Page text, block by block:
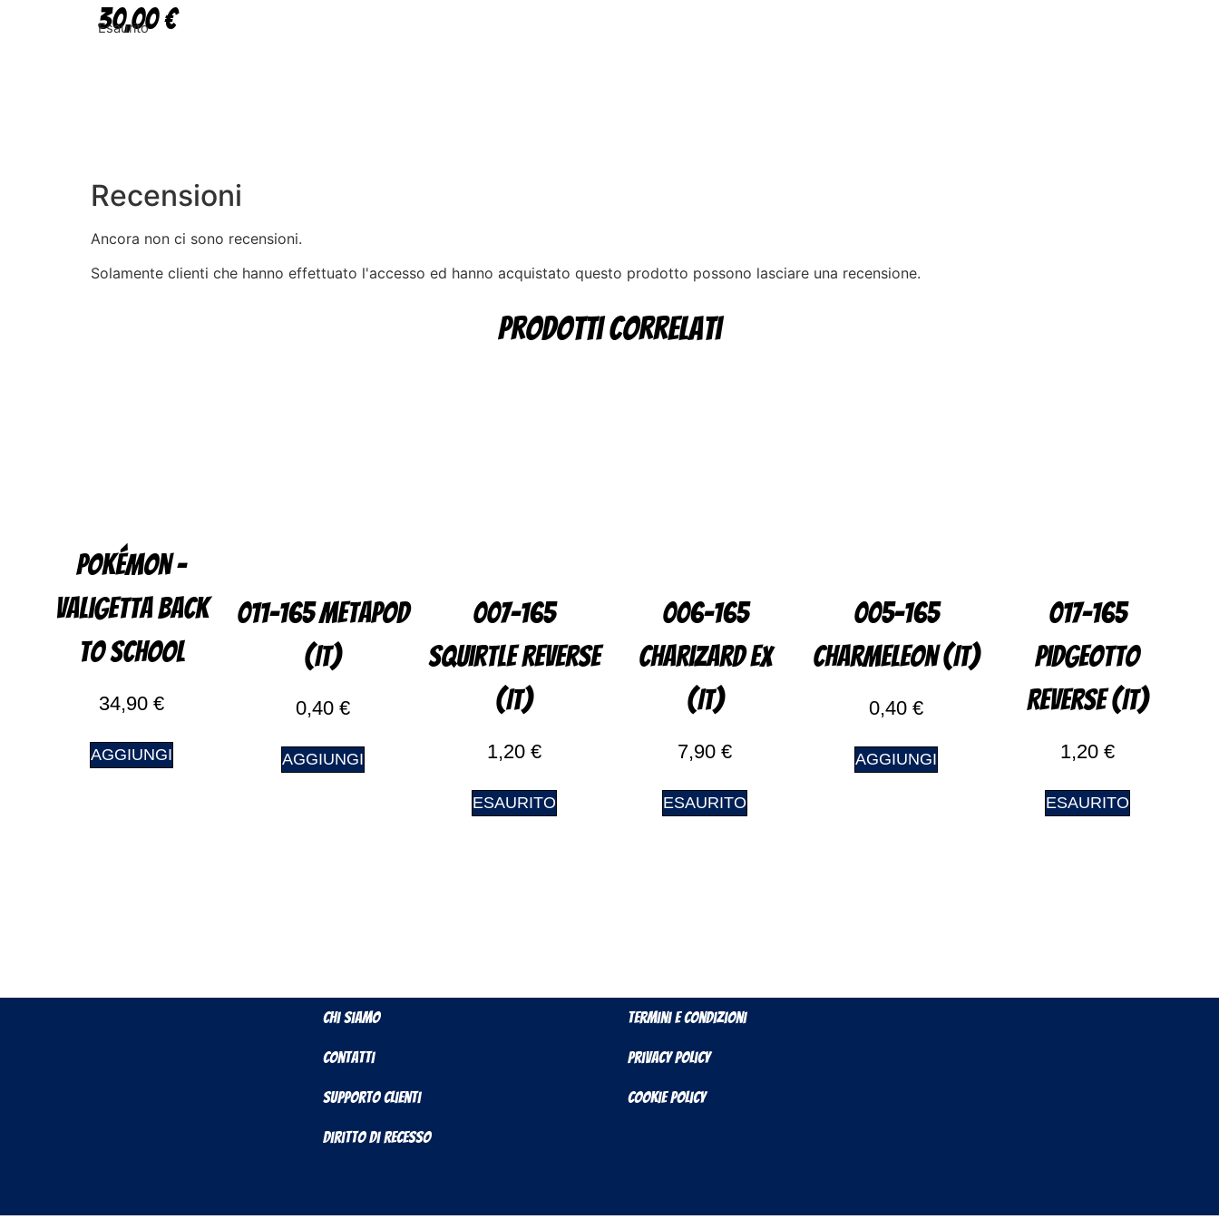
30,00€
Esaurito
Recensioni
Ancora non ci sono recensioni.
Solamente clienti che hanno effettuato l'accesso ed hanno acquistato questo prodotto possono lasciare una recensione.
Prodotti correlati
Pokémon –
Valigetta Back
to School
34,90€
AGGIUNGI
011-165 Metapod
(IT)
0,40 €
AGGIUNGI
007-165
Squirtle Reverse
(IT)
1,20 €
ESAURITO
006-165
Charizard EX
(IT)
7,90€
ESAURITO
005-165
Charmeleon (IT)
0,40 €
AGGIUNGI
017-165
Pidgeotto
Reverse (IT)
1,20 €
ESAURITO
Chi Siamo
Contatti
Supporto Clienti
Diritto di Recesso
Termini e Condizioni
Privacy Policy
Cookie Policy